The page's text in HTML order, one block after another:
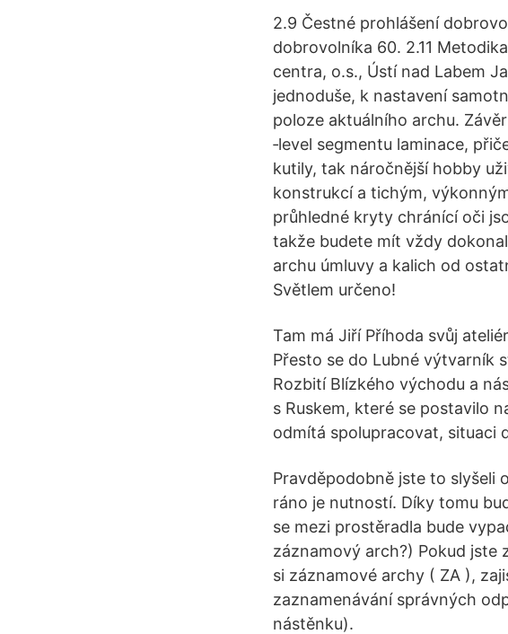
2.9 Čestné prohlášení
dobrovolníka 60. 2.11
centra, o.s., Ústí nad Labem
jednoduše, k nastavení
poloze aktuálního archu.
‑level segmentu laminace,
kutily, tak náročnější hobby
konstrukcí a tichým,
průhledné kryty chránící oči
takže budete mít vždy
archu úmluvy a kalich od
Světlem určeno!
Tam má Jiří Příhoda svůj
Přesto se do Lubné výtvarník
Rozbití Blízkého východu a
s Ruskem, které se postavilo
odmítá spolupracovat, situaci
Pravděpodobně jste to slyšeli
ráno je nutností. Díky tomu
se mezi prostěradla bude
záznamový arch?) Pokud jste
si záznamové archy ( ZA ),
zaznamenávání správných
nástěnku).